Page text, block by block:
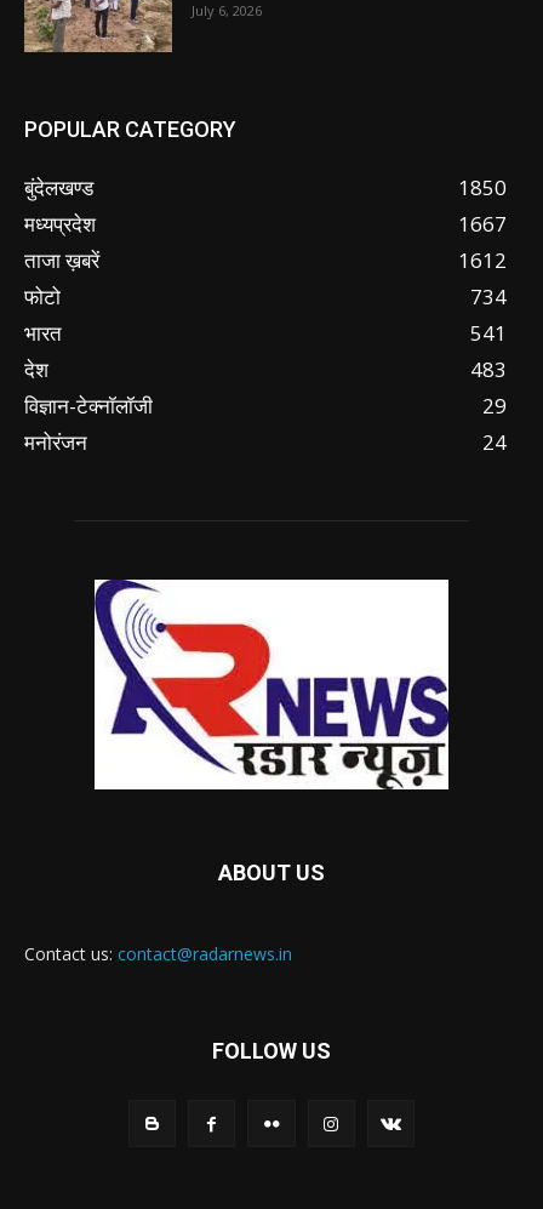
July 6, 2026
POPULAR CATEGORY
बुंदेलखण्ड
1850
मध्यप्रदेश
1667
ताजा ख़बरें
1612
फोटो
734
भारत
541
देश
483
विज्ञान-टेक्नॉलॉजी
29
मनोरंजन
24
ABOUT US
Contact us: contact@radarnews.in
FOLLOW US